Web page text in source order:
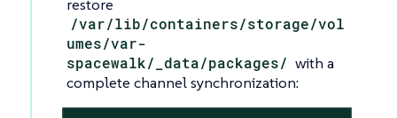
restore
/var/lib/containers/storage/vol
umes/var-
spacewalk/_data/packages/ with a
complete channel synchronization: